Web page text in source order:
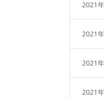
2021
2021
2021
2021